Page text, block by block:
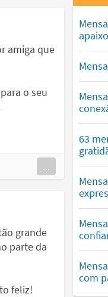
amiga que
o seu
...
grande
parte da
feliz!
63
com